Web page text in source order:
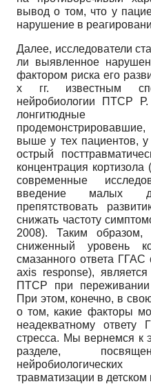
вывод о том, что у
нарушение в
Далее, исследователи
ли выявленное
фактором риска его
х гг. известным
нейробиологии ПТСР
лонгитюдные
выше у тех пациентов,
острый
концентрация
современные
введение малых
препятствовать
снижать частоту
2008). Таким образом,
сниженный уровень
смазанного ответа ГГАС
axis response),
ПТСР при переживании
При этом, конечно, в
о том, какие факторы
неадекватному
стресса. Мы вернемся к
разделе,
травматизации в детском